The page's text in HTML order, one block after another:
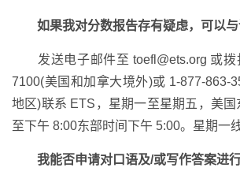
如果我对分数报告存有疑虑，可以
发送电子邮件至 toefl@ets.org 或拨
7100(美国和加拿大境外)或 1-877-863-
地区)联系 ETS，星期一至星期五，美
至下午 8:00东部时间下午 5:00。星期一
我能否申请对口语及/或写作答案进